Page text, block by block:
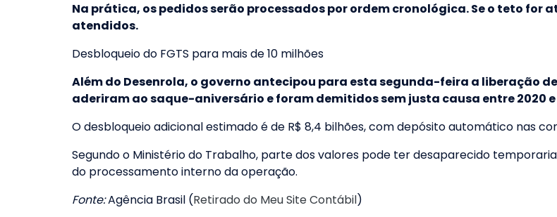
Na prática, os pedidos serão processados por ordem cronológica. Se o teto for
atendidos.
Desbloqueio do FGTS para mais de 10 milhões
Além do Desenrola, o governo antecipou para esta segunda-feira a liberação
aderiram ao saque-aniversário e foram demitidos sem justa causa entre 2020 e
O desbloqueio adicional estimado é de R$ 8,4 bilhões, com depósito automático nas
Segundo o Ministério do Trabalho, parte dos valores pode ter desaparecido
do processamento interno da operação.
Fonte:Agência Brasil (Retirado do Meu Site Contábil)